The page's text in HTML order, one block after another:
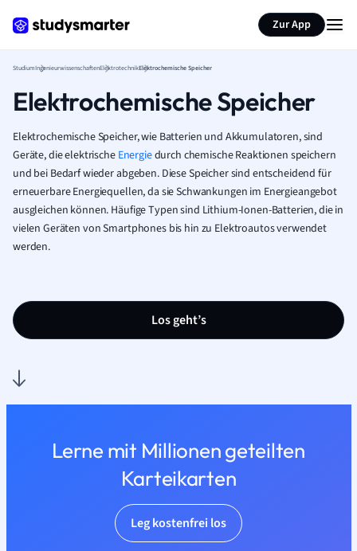
Zur App
StudiumIngenieurwissenschaftenElektrotechnikElektrochemische Speicher
Elektrochemische Speicher
Elektrochemische Speicher, wie Batterien und Akkumulatoren, sind
Geräte, die elektrische Energiedurch chemische Reaktionen speichern
und bei Bedarf wieder abgeben. Diese Speicher sind entscheidend für
erneuerbare Energiequellen, da sie Schwankungen im Energieangebot
ausgleichen können. Häufige Typen sind Lithium-Ionen-Batterien, die in
vielen Geräten von Smartphones bis hin zu Elektroautos verwendet
werden.
Los geht’s
Lerne mit Millionen geteilten
Karteikarten
Leg kostenfrei los